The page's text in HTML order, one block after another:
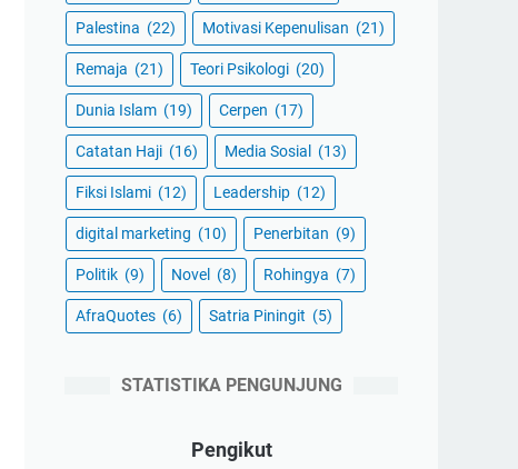
Palestina (22) Motivasi Kepenulisan (21)
Remaja (21) Teori Psikologi (20)
Dunia Islam (19) Cerpen (17)
Catatan Haji (16) Media Sosial (13)
Fiksi Islami (12) Leadership (12)
digital marketing (10) Penerbitan (9)
Politik (9) Novel (8) Rohingya (7)
AfraQuotes (6) Satria Piningit (5)
STATISTIKA PENGUNJUNG
Pengikut